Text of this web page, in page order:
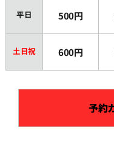
平日 500円
土日祝 600円
予約